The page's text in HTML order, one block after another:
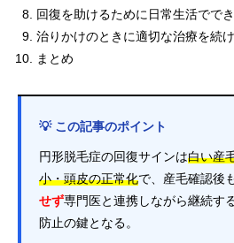
回復を助けるために日常生活でで
治りかけのときに適切な治療を続
まとめ
💡 この記事のポイント
円形脱毛症の回復サインは白い産
小・頭皮の正常化で、産毛確認後
せず専門医と連携しながら継続す
防止の鍵となる。